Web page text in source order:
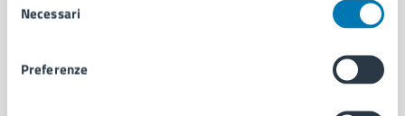
delNecessari
Preferenze
AMMINISTRAZIONE
Organi di governo
Municipalità